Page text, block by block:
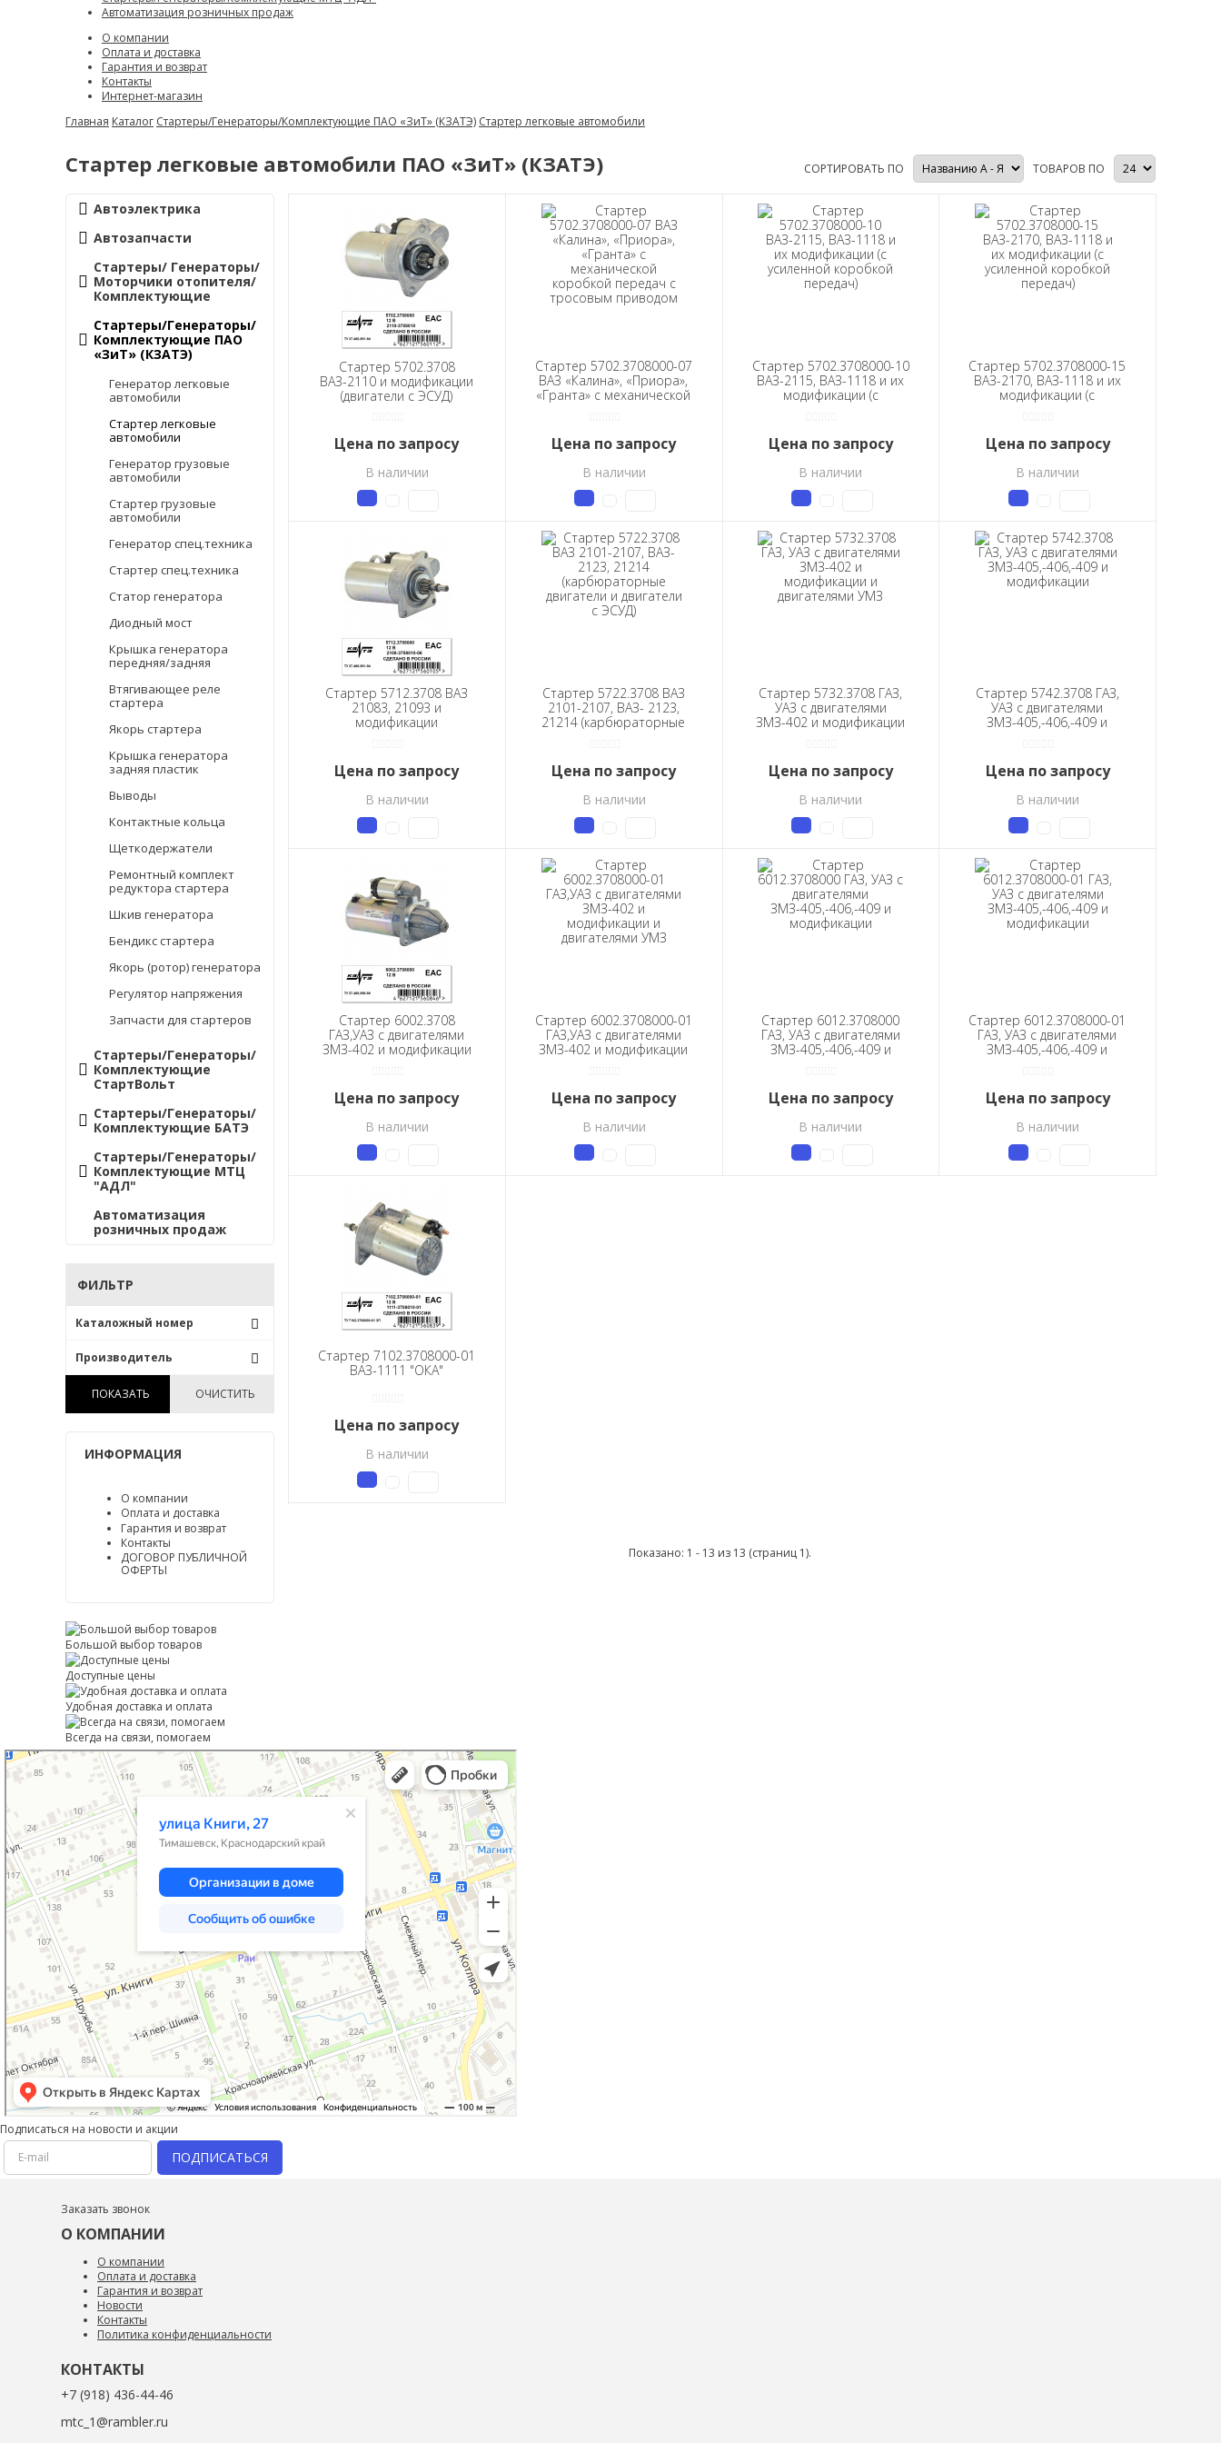
Автоматизация розничных продаж
О компании
Оплата и доставка
Гарантия и возврат
Контакты
Интернет-магазин
Главная Каталог Стартеры/Генераторы/Комплектующие ПАО «ЗиТ» (КЗАТЭ) Стартер легковые автомобили
Стартер легковые автомобили ПАО «ЗиТ» (КЗАТЭ) СОРТИРОВАТЬ ПО ТОВАРОВ ПО
Автоэлектрика
Автозапчасти
Стартеры/ Генераторы/
Моторчики отопителя/
Комплектующие
Стартеры/Генераторы/
Комплектующие ПАО
«ЗиТ» (КЗАТЭ)
Генератор легковые
автомобили
Стартер легковые
автомобили
Генератор грузовые
автомобили
Стартер грузовые
автомобили
Генератор спец.техника
Стартер спец.техника
Статор генератора
Диодный мост
Крышка генератора
передняя/задняя
Втягивающее реле
стартера
Якорь стартера
Крышка генератора
задняя пластик
Выводы
Контактные кольца
Щеткодержатели
Ремонтный комплект
редуктора стартера
Шкив генератора
Бендикс стартера
Якорь (ротор) генератора
Регулятор напряжения
Запчасти для стартеров
Стартеры/Генераторы/
Комплектующие
СтартВольт
Стартеры/Генераторы/
Комплектующие БАТЭ
Стартеры/Генераторы/
Комплектующие МТЦ
"АДЛ"
Автоматизация
розничных продаж
ФИЛЬТР
Каталожный номер
5702.3708000-07
5702.3708000-10
5722.3708
6002.3708
6002.3708000-01
6012.3708000
6012.3708000-01
Производитель
ПОКАЗАТЬ ОЧИСТИТЬ
ИНФОРМАЦИЯ
О компании
Оплата и доставка
Гарантия и возврат
Контакты
ДОГОВОР ПУБЛИЧНОЙ
ОФЕРТЫ
Стартер 5702.3708
ВАЗ-2110 и модификации
(двигатели с ЭСУД)
Цена по запросу
В наличии
Стартер 5702.3708000-07
ВАЗ «Калина», «Приора»,
«Гранта» с механической
Цена по запросу
В наличии
Стартер 5702.3708000-10
ВАЗ-2115, ВАЗ-1118 и их
модификации (с
Цена по запросу
В наличии
Стартер 5702.3708000-15
ВАЗ-2170, ВАЗ-1118 и их
модификации (с
Цена по запросу
В наличии
Стартер 5712.3708 ВАЗ
21083, 21093 и
модификации
ЭСУД)
Цена по запросу
В наличии
Стартер 5722.3708 ВАЗ
2101-2107, ВАЗ- 2123,
21214 (карбюраторные
Цена по запросу
В наличии
Стартер 5732.3708 ГАЗ,
УАЗ с двигателями
ЗМЗ-402 и модификации
Цена по запросу
В наличии
Стартер 5742.3708 ГАЗ,
УАЗ с двигателями
ЗМЗ-405,-406,-409 и
Цена по запросу
В наличии
Стартер 6002.3708
ГАЗ,УАЗ с двигателями
ЗМЗ-402 и модификации
Цена по запросу
В наличии
Стартер 6002.3708000-01
ГАЗ,УАЗ с двигателями
ЗМЗ-402 и модификации
Цена по запросу
В наличии
Стартер 6012.3708000
ГАЗ, УАЗ с двигателями
ЗМЗ-405,-406,-409 и
Цена по запросу
В наличии
Стартер 6012.3708000-01
ГАЗ, УАЗ с двигателями
ЗМЗ-405,-406,-409 и
Цена по запросу
В наличии
Стартер 7102.3708000-01
ВАЗ-1111 "ОКА"
Цена по запросу
В наличии
Показано: 1 - 13 из 13 (страниц 1).
Большой выбор товаров
Доступные цены
Удобная доставка и оплата
Всегда на связи, помогаем
Тимашевск
Улица Книги, 27 — Яндекс Карты
Подписаться на новости и акции
ПОДПИСАТЬСЯ
Заказать звонок
О КОМПАНИИ
О компании
Оплата и доставка
Гарантия и возврат
Новости
Контакты
Политика конфиденциальности
КОНТАКТЫ
+7 (918) 436-44-46
mtc_1@rambler.ru